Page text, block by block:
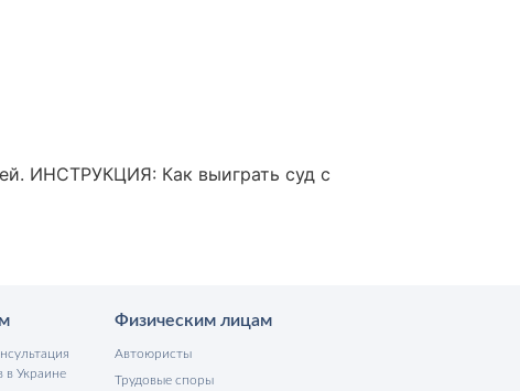
ИНСТРУКЦИЯ: Как выиграть суд с
в Украине
Физическим лицам
Автоюристы
Трудовые споры